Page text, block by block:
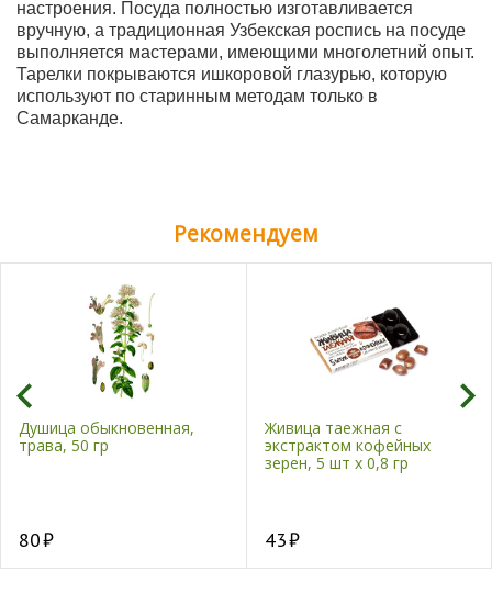
настроения. Посуда полностью изготавливается
вручную, а традиционная Узбекская роспись на посуде
выполняется мастерами, имеющими многолетний опыт.
Тарелки покрываются ишкоровой глазурью, которую
используют по старинным методам только в
Самарканде.
Рекомендуем
Душица обыкновенная,
трава, 50 гр
80
Живица таежная с
экстрактом кофейных
зерен, 5 шт х 0,8 гр
43